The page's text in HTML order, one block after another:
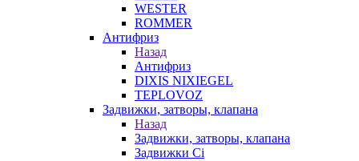
WESTER
ROMMER
Антифриз
Назад
Антифриз
DIXIS NIXIEGEL
TEPLOVOZ
Задвижки, затворы, клапана
Назад
Задвижки, затворы, клапана
Задвижки Ci